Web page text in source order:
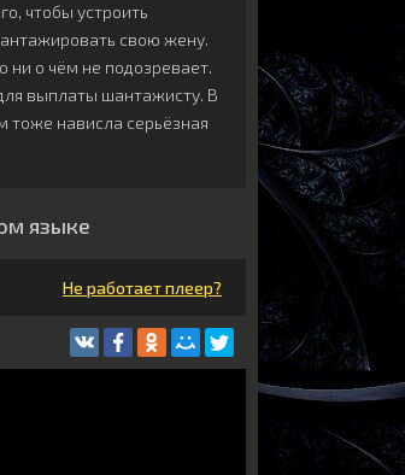
чтобы устроить
свою жену.
ни о чём не подозревает.
выплаты шантажисту. В
тоже нависла серьёзная
языке
Не работает плеер?